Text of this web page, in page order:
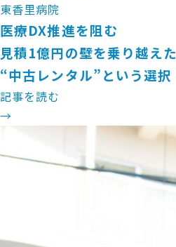
東香里病院
医療DX推進を阻む
見積1億円の壁を乗り越えた
“中古レンタル”という選択
記事を読む
→